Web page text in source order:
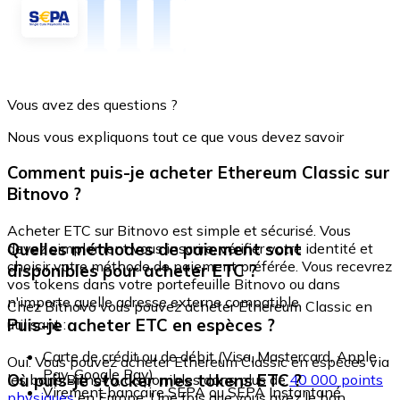
Vous avez des questions ?
Nous vous expliquons tout ce que vous devez savoir
Comment puis-je acheter Ethereum Classic sur
Bitnovo ?
Acheter ETC sur Bitnovo est simple et sécurisé. Vous
devez simplement vous inscrire, vérifier votre identité et
choisir votre méthode de paiement préférée. Vous recevrez
vos tokens dans votre portefeuille Bitnovo ou dans
n'importe quelle adresse externe compatible.
Quelles méthodes de paiement sont
disponibles pour acheter ETC ?
Chez Bitnovo vous pouvez acheter Ethereum Classic en
utilisant :
Carte de crédit ou de débit (Visa, Mastercard, Apple
Pay, Google Pay)
Virement bancaire SEPA ou SEPA Instantané
Puis-je acheter ETC en espèces ?
Oui. Vous pouvez acheter Ethereum Classic en espèces via
les bons Bitnovo, disponibles dans plus de40 000 points
Où puis-je stocker mes tokens ETC ?